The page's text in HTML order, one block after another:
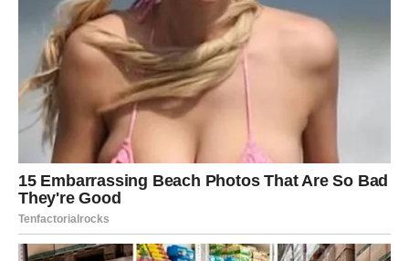
odnosa. Posle toga – mentalni mir i osećaj da znate gde
stojite.
LAV
Potreban vam je predah. Vikend služi za punjenje
energije i razmišljanje o tome ko vas iscrpljuje, a ko vam
daje snagu.
DEVICA